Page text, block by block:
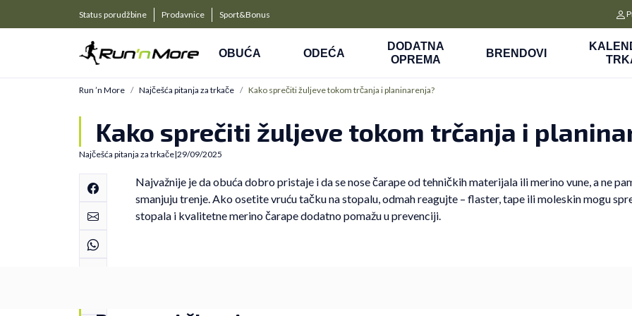
Status porudžbine Prodavnice Sport&Bonus
Obaveštenje o promeni naziva kompanije
Platite unapred i preuzmite
OBUĆA ODEĆA
DODATNA
OPREMA
BRENDOVI
Run ’n More Najčešća pitanja za trkače Kako sprečiti žuljeve tokom trčanja i planinarenja?
Kako sprečiti žuljeve tokom trčanja i
Najčešća pitanja za trkače|29/09/2025
Najvažnije je da obuća dobro pristaje i da se nose čarape od tehničkih materijala ili merino vune, a ne
smanjuju trenje. Ako osetite vruću tačku na stopalu, odmah reagujte – flaster, tape ili moleskin mogu
stopala i kvalitetne merino čarape dodatno pomažu u prevenciji.